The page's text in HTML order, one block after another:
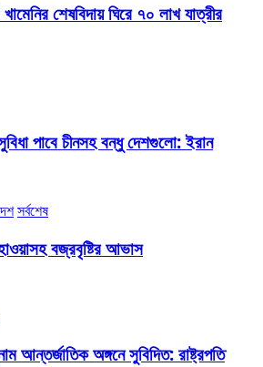
শেষবিদায় ঘিরে ৭০ লাখ যাত্রীর
পাবে চীনসহ বন্ধু দেশগুলো: ইরান
সর্বশেষ
বজ্রবৃষ্টির আভাস
আন্তর্জাতিক অঙ্গনে সুবিদিত: রাষ্ট্রপতি